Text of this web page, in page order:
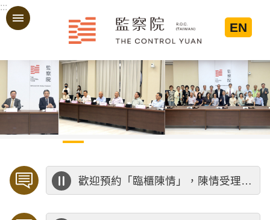
跳到主要內容區塊
:::
EN
歡迎預約「臨櫃陳情」，陳情受理中心將優先排定人員與您接談，釐清案情爭點後收案處理，以節省您的寶貴時間。